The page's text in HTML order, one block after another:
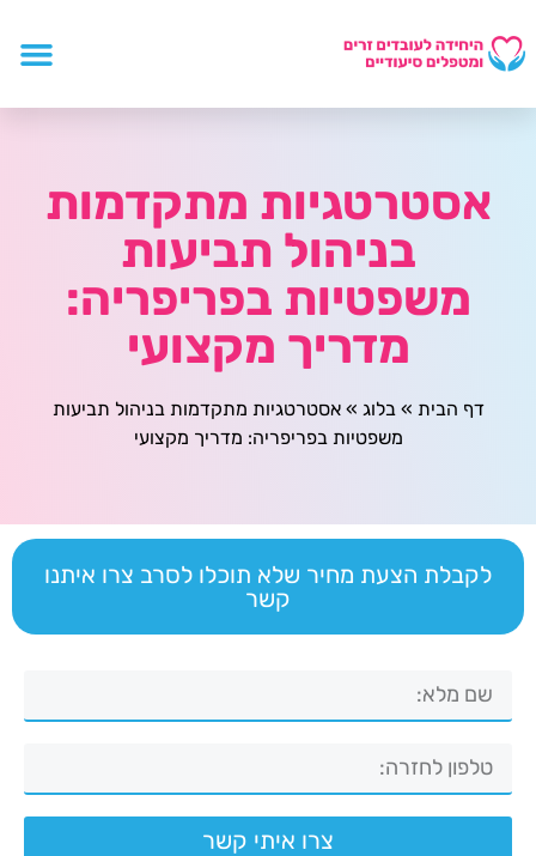
אסטרטגיות מתקדמות
בניהול תביעות
משפטיות בפריפריה:
מדריך מקצועי
דף הבית »בלוג »אסטרטגיות מתקדמות בניהול תביעות
משפטיות בפריפריה: מדריך מקצועי
לקבלת הצעת מחיר שלא תוכלו לסרב צרו איתנו
קשר
צרו איתי קשר